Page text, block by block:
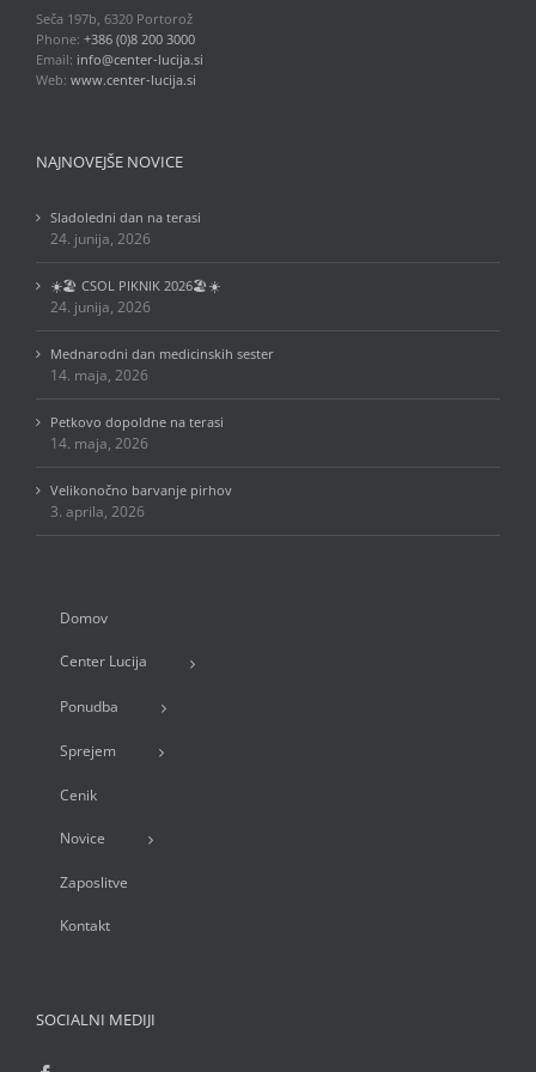
Seča 197b, 6320 Portorož
Phone: +386 (0)8 200 3000
Email: info@center-lucija.si
Web: www.center-lucija.si
NAJNOVEJŠE NOVICE
Sladoledni dan na terasi
24. junija, 2026
☀️🏖️ CSOL PIKNIK 2026🏖️☀️
24. junija, 2026
Mednarodni dan medicinskih sester
14. maja, 2026
Petkovo dopoldne na terasi
14. maja, 2026
Velikonočno barvanje pirhov
3. aprila, 2026
Domov
Center Lucija
Ponudba
Sprejem
Cenik
Novice
Zaposlitve
Kontakt
SOCIALNI MEDIJI